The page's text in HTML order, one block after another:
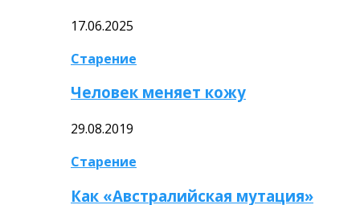
17.06.2025
Старение
Человек меняет кожу
29.08.2019
Старение
Как «Австралийская мутация»